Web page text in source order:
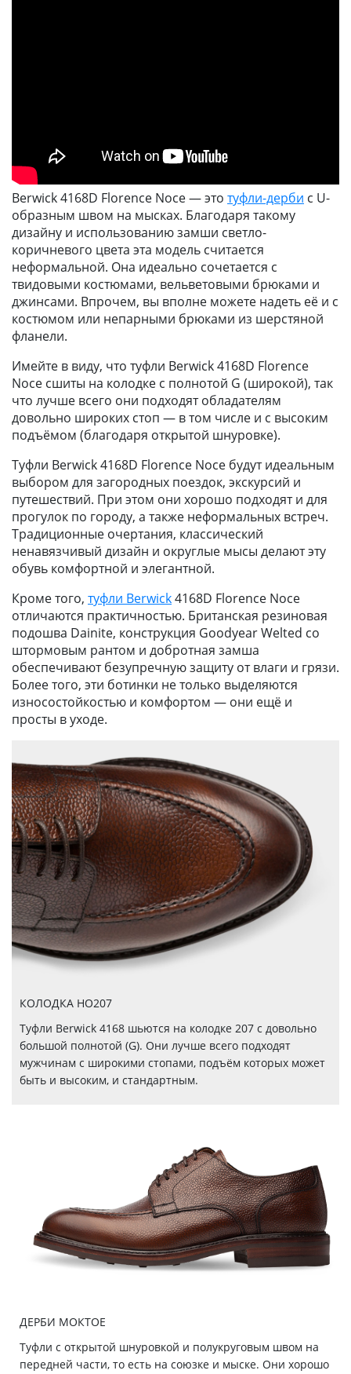
Berwick 4168D Florence Noce — это туфли-дерби с U-
образным швом на мысках. Благодаря такому
дизайну и использованию замши светло-
коричневого цвета эта модель считается
неформальной. Она идеально сочетается с
твидовыми костюмами, вельветовыми брюками и
джинсами. Впрочем, вы вполне можете надеть её и с
костюмом или непарными брюками из шерстяной
фланели.
Имейте в виду, что туфли Berwick 4168D Florence
Noce сшиты на колодке с полнотой G (широкой), так
что лучше всего они подходят обладателям
довольно широких стоп — в том числе и с высоким
подъёмом (благодаря открытой шнуровке).
Туфли Berwick 4168D Florence Noce будут идеальным
выбором для загородных поездок, экскурсий и
путешествий. При этом они хорошо подходят и для
прогулок по городу, а также неформальных встреч.
Традиционные очертания, классический
ненавязчивый дизайн и округлые мысы делают эту
обувь комфортной и элегантной.
Кроме того, туфли Berwick4168D Florence Noce
отличаются практичностью. Британская резиновая
подошва Dainite, конструкция Goodyear Welted со
штормовым рантом и добротная замша
обеспечивают безупречную защиту от влаги и грязи.
Более того, эти ботинки не только выделяются
износостойкостью и комфортом — они ещё и
просты в уходе.
КОЛОДКА HO207
Туфли Berwick 4168 шьются на колодке 207 с довольно
большой полнотой (G). Они лучше всего подходят
мужчинам с широкими стопами, подъём которых может
быть и высоким, и стандартным.
ДЕРБИ МОКТОЕ
Туфли с открытой шнуровкой и полукруговым швом на
передней части, то есть на союзке и мыске. Они хорошо